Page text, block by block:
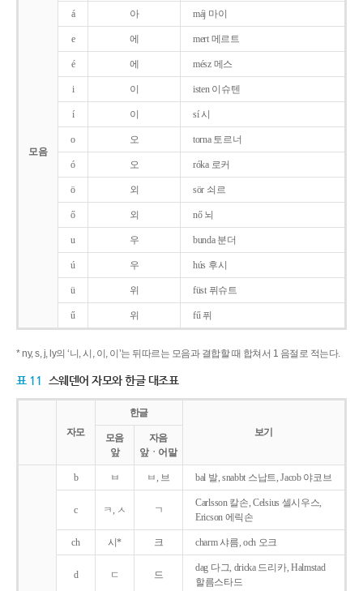
모음
á 아 máj 마이
e 에 mert 메르트
é 에 mész 메스
i 이 isten 이슈텐
í 이 sí 시
o 오 torna 토르너
ó 오 róka 로커
ö 외 sör 쇠르
ő 외 nő 뇌
u 우 bunda 분더
ú 우 hús 후시
ü 위 füst 퓌슈트
ű 위 fű 퓌
* ny, s, j, ly의 ‘니, 시, 이, 이’는 뒤따르는 모음과 결합할 때 합쳐서 1 음절로 적는다.
표 11 스웨덴어 자모와 한글 대조표
자모
한글
보기
모음
앞
자음
앞ㆍ어말
b ㅂ ㅂ, 브 bal 발, snabbt 스납트, Jacob 야코브
c ㅋ, ㅅ ㄱ
Carlsson 칼손, Celsius 셀시우스,
Ericson 에릭손
ch 시* 크 charm 샤름, och 오크
d ㄷ 드
dag 다그, dricka 드리카, Halmstad
할름스타드